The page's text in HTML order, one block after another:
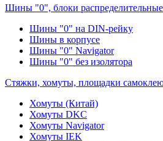
Шины "0", блоки
Шины "0" на DIN-рейку
Шины в корпусе
Шины "0" Navigator
Шины "0" без изолятора
Стяжки, хомуты, площадки
Хомуты (Китай)
Хомуты DKC
Хомуты Navigator
Хомуты IEK